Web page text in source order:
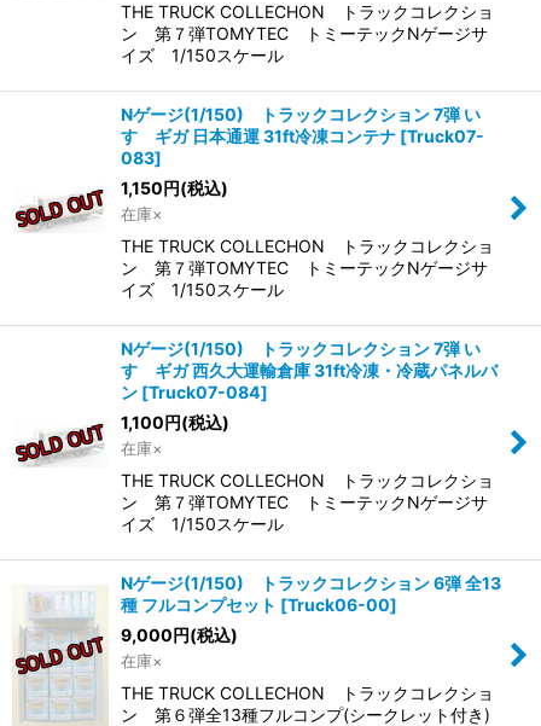
THE TRUCK COLLECHON トラックコレクショ
ン 第７弾TOMYTEC トミーテックNゲージサ
イズ 1/150スケール
Nゲージ(1/150) トラックコレクション 7弾 い
すゞギガ 日本通運 31ft冷凍コンテナ [Truck07-
083]
1,150円(税込)
在庫×
THE TRUCK COLLECHON トラックコレクショ
ン 第７弾TOMYTEC トミーテックNゲージサ
イズ 1/150スケール
Nゲージ(1/150) トラックコレクション 7弾 い
すゞギガ 西久大運輸倉庫 31ft冷凍・冷蔵パネルバ
ン [Truck07-084]
1,100円(税込)
在庫×
THE TRUCK COLLECHON トラックコレクショ
ン 第７弾TOMYTEC トミーテックNゲージサ
イズ 1/150スケール
Nゲージ(1/150) トラックコレクション 6弾 全13
種 フルコンプセット [Truck06-00]
9,000円(税込)
在庫×
THE TRUCK COLLECHON トラックコレクショ
ン 第６弾全13種フルコンプ(シークレット付き)